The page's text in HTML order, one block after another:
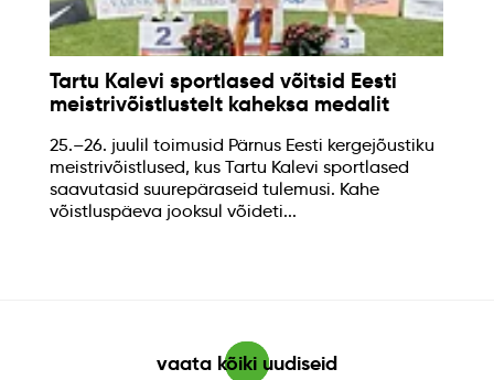
Tartu Kalevi sportlased võitsid Eesti
meistrivõistlustelt kaheksa medalit
25.–26. juulil toimusid Pärnus Eesti kergejõustiku
meistrivõistlused, kus Tartu Kalevi sportlased
saavutasid suurepäraseid tulemusi. Kahe
võistluspäeva jooksul võideti...
vaata kõiki uudiseid